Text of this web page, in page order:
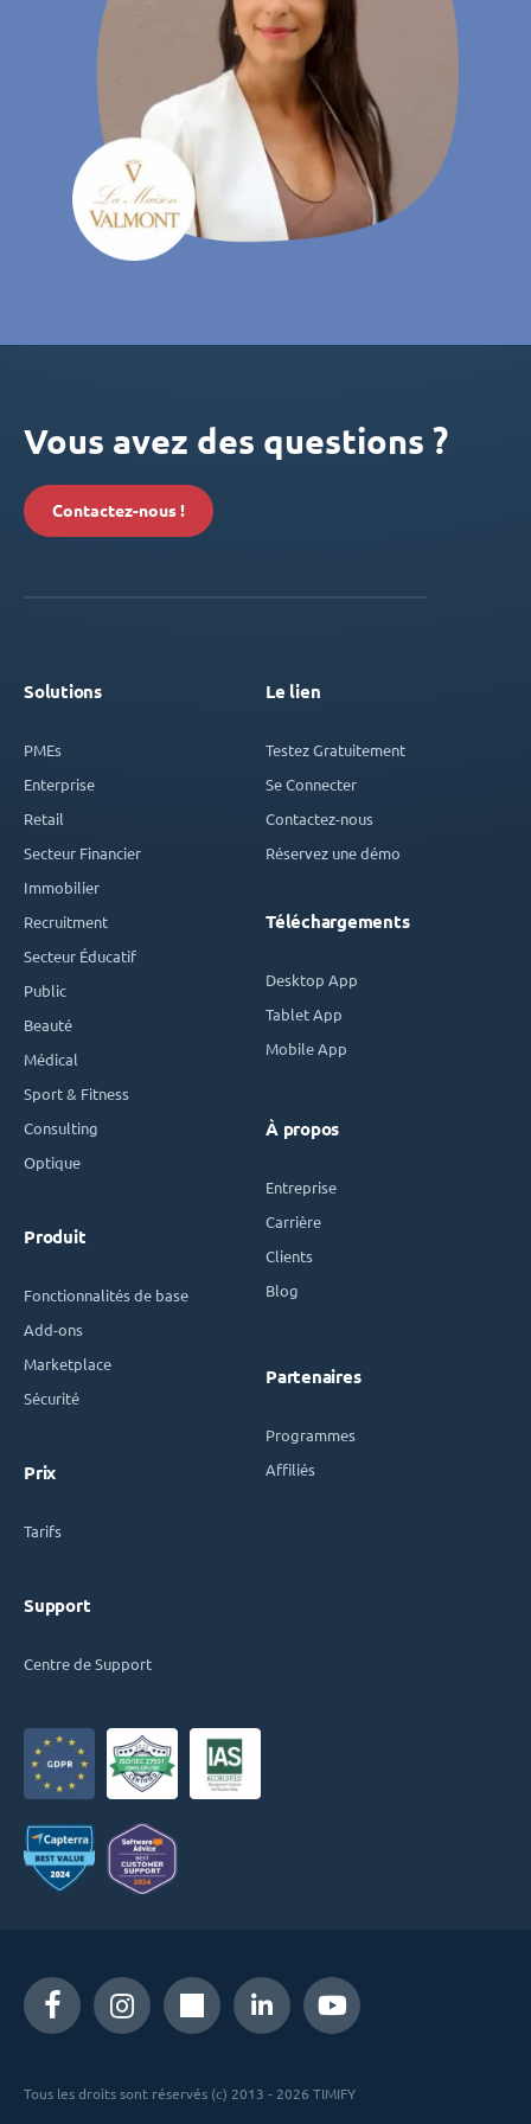
Vous avez des questions ?
Contactez-nous !
Solutions
PMEs
Enterprise
Retail
Secteur Financier
Immobilier
Recruitment
Secteur Éducatif
Public
Beauté
Médical
Sport & Fitness
Consulting
Optique
Produit
Fonctionnalités de base
Add-ons
Marketplace
Sécurité
Prix
Tarifs
Support
Centre de Support
Le lien
Testez Gratuitement
Se Connecter
Contactez-nous
Réservez une démo
Téléchargements
Desktop App
Tablet App
Mobile App
À propos
Entreprise
Carrière
Clients
Blog
Partenaires
Programmes
Affiliés
Tous les droits sont réservés (c) 2013 - 2026 TIMIFY